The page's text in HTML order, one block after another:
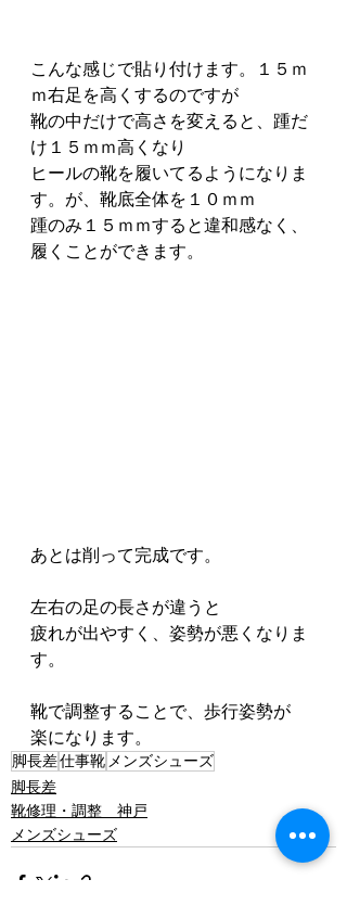
こんな感じで貼り付けます。１５ｍ
ｍ右足を高くするのですが
靴の中だけで高さを変えると、踵だ
け１５ｍｍ高くなり
ヒールの靴を履いてるようになりま
す。が、靴底全体を１０ｍｍ
踵のみ１５ｍｍすると違和感なく、
履くことができます。
あとは削って完成です。
左右の足の長さが違うと
疲れが出やすく、姿勢が悪くなりま
す。
靴で調整することで、歩行姿勢が
楽になります。
脚長差仕事靴 メンズシューズ
脚長差
靴修理・調整 神戸
メンズシューズ